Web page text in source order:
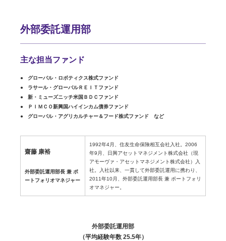
外部委託運用部
主な担当ファンド
グローバル・ロボティクス株式ファンド
ラサール・グローバルＲＥＩＴファンド
新・ミューズニッチ米国ＢＤＣファンド
ＰＩＭＣＯ新興国ハイインカム債券ファンド
グローバル・アグリカルチャー＆フード株式ファンド など
齋藤 康裕
外部委託運用部長 兼 ポ
ートフォリオマネジャー
1992年4月、住友生命保険相互会社入社。2006
年9月、日興アセットマネジメント株式会社（現
アモーヴァ・アセットマネジメント株式会社）入
社。入社以来、一貫して外部委託運用に携わり、
2011年10月、外部委託運用部長 兼 ポートフォリ
オマネジャー。
外部委託運用部
（平均経験年数 25.5年）